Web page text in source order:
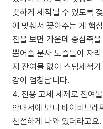
끗하게 세척될 수 있도록
에 맞춰서 꽂아주는 게 핵
진을 보면 가운데 중심축
뿜어줄 분사 노즐들이 자
지 잔여물 없이 스팀세척
감이 엄청납니다.
4. 전용 고체 세제로 잔여
안내서에 보니 베이비브
친절하게 나와 있더라고